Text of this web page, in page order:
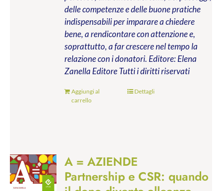
delle competenze e delle buone pratiche
indispensabili per imparare a chiedere
bene, a rendicontare con attenzione e,
soprattutto, a far crescere nel tempo la
relazione con i donatori. Editore: Elena
Zanella EditoreTutti i diritti riservati
Aggiungi al
carrello
Dettagli
A = AZIENDE
Partnership e CSR: quando